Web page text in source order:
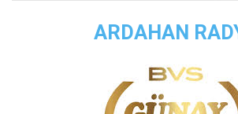
ARDAHAN